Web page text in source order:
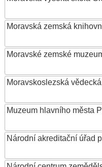
Moravská zemská
Moravské zemské
Moravskoslezská
Muzeum hlavního města
Národní akreditační úřad